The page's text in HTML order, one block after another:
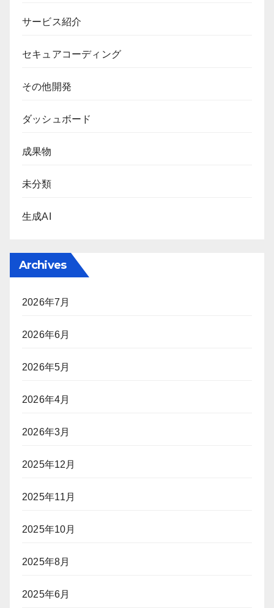
サービス紹介
セキュアコーディング
その他開発
ダッシュボード
成果物
未分類
生成AI
Archives
2026年7月
2026年6月
2026年5月
2026年4月
2026年3月
2025年12月
2025年11月
2025年10月
2025年8月
2025年6月